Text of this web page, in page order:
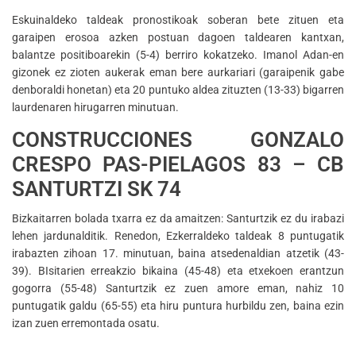
Eskuinaldeko taldeak pronostikoak soberan bete zituen eta
garaipen erosoa azken postuan dagoen taldearen kantxan,
balantze positiboarekin (5-4) berriro kokatzeko. Imanol Adan-en
gizonek ez zioten aukerak eman bere aurkariari (garaipenik gabe
denboraldi honetan) eta 20 puntuko aldea zituzten (13-33) bigarren
laurdenaren hirugarren minutuan.
CONSTRUCCIONES GONZALO
CRESPO PAS-PIELAGOS 83 – CB
SANTURTZI SK 74
Bizkaitarren bolada txarra ez da amaitzen: Santurtzik ez du irabazi
lehen jardunalditik. Renedon, Ezkerraldeko taldeak 8 puntugatik
irabazten zihoan 17. minutuan, baina atsedenaldian atzetik (43-
39). BIsitarien erreakzio bikaina (45-48) eta etxekoen erantzun
gogorra (55-48) Santurtzik ez zuen amore eman, nahiz 10
puntugatik galdu (65-55) eta hiru puntura hurbildu zen, baina ezin
izan zuen erremontada osatu.